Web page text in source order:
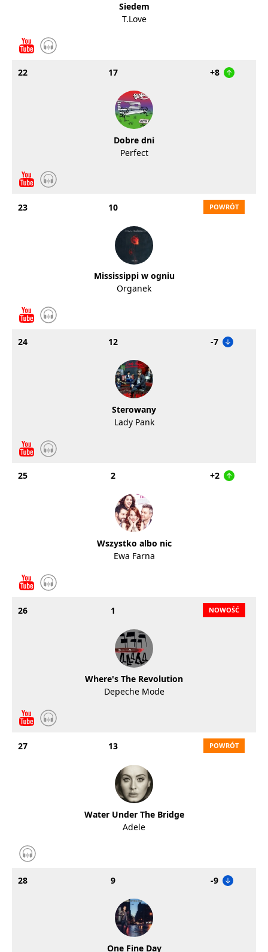
Siedem
T.Love
22 17 +8
Dobre dni
Perfect
23 10
Mississippi w ogniu
Organek
24 12 -7
Sterowany
Lady Pank
25 2 +2
Wszystko albo nic
Ewa Farna
26 1
Where's The Revolution
Depeche Mode
27 13
Water Under The Bridge
Adele
28 9 -9
One Fine Day